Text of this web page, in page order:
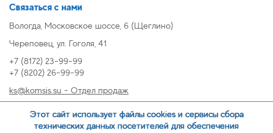
Связаться с нами
Вологда, Московское шоссе, 6 (Щеглино)
Череповец, ул. Гоголя, 41
+7 (8172) 23-99-99
+7 (8202) 26-99-99
ks@komsis.su - Отдел продаж
oz@komsis.su - Отдел закупок
Этот сайт использует файлы cookies и сервисы сбора
технических данных посетителей для обеспечения